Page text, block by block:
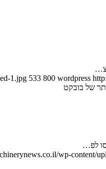
1.jpg 533 800 wordpress
של בובקט
wp-content/